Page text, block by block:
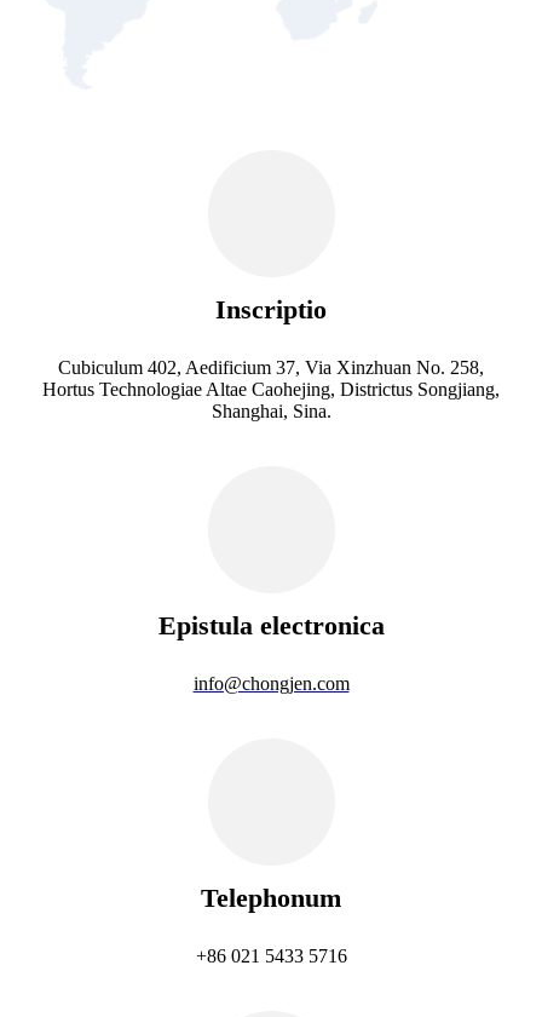
Inscriptio
Cubiculum 402, Aedificium 37, Via Xinzhuan No. 258,
Hortus Technologiae Altae Caohejing, Districtus Songjiang,
Shanghai, Sina.
Epistula electronica
info@chongjen.com
Telephonum
+86 021 5433 5716